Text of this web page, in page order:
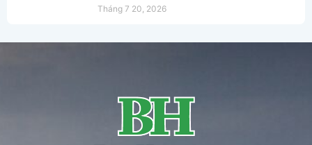
Tháng 7 20, 2026